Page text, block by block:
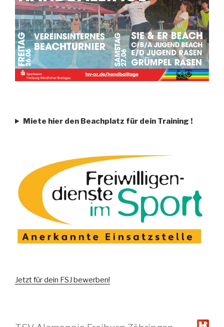
Miete hier den Beachplatz für dein Training !
Jetzt für dein FSJ bewerben!